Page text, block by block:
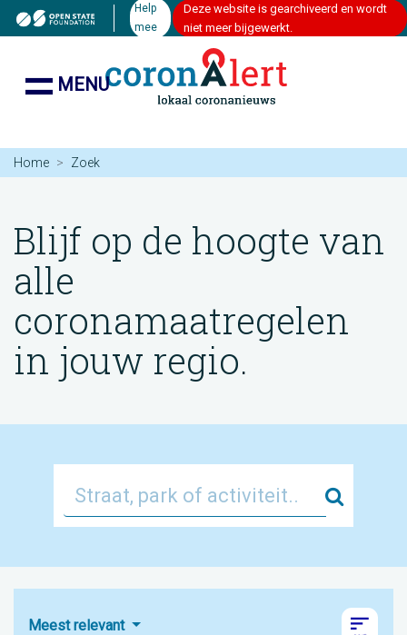
Help
mee
Deze website is gearchiveerd en wordt
niet meer bijgewerkt.
MENU
Home Zoek
Blijf op de hoogte van
alle
coronamaatregelen
in jouw regio.
Zoek
Meest relevant